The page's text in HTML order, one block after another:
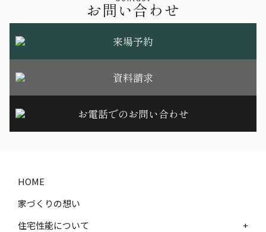
お問い合わせ
来場予約
資料請求
お電話でのお問い合わせ
HOME
家づくりの想い
住宅性能について
+